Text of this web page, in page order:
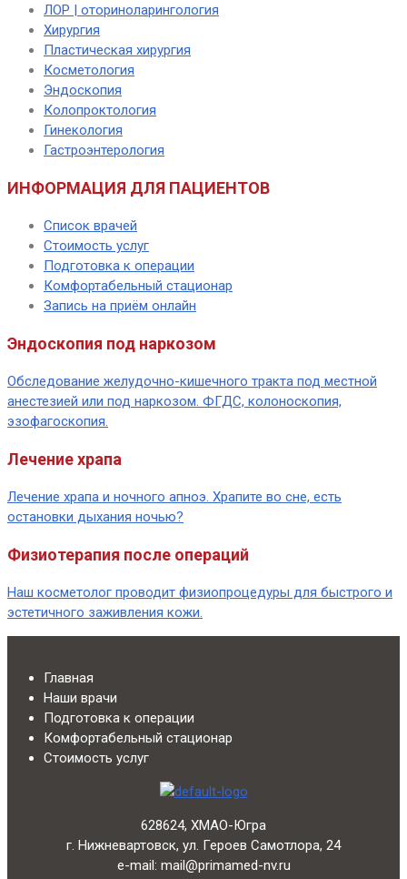
ЛОР | оториноларингология
Хирургия
Пластическая хирургия
Косметология
Эндоскопия
Колопроктология
Гинекология
Гастроэнтерология
ИНФОРМАЦИЯ ДЛЯ ПАЦИЕНТОВ
Список врачей
Стоимость услуг
Подготовка к операции
Комфортабельный стационар
Запись на приём онлайн
Эндоскопия под наркозом
Обследование желудочно-кишечного тракта под местной
анестезией или под наркозом. ФГДС, колоноскопия,
эзофагоскопия.
Лечение храпа
Лечение храпа и ночного апноэ. Храпите во сне, есть
остановки дыхания ночью?
Физиотерапия после операций
Наш косметолог проводит физиопроцедуры для быстрого и
эстетичного заживления кожи.
Главная
Наши врачи
Подготовка к операции
Комфортабельный стационар
Стоимость услуг
628624, ХМАО-Югра
г. Нижневартовск, ул. Героев Самотлора, 24
e-mail: mail@primamed-nv.ru